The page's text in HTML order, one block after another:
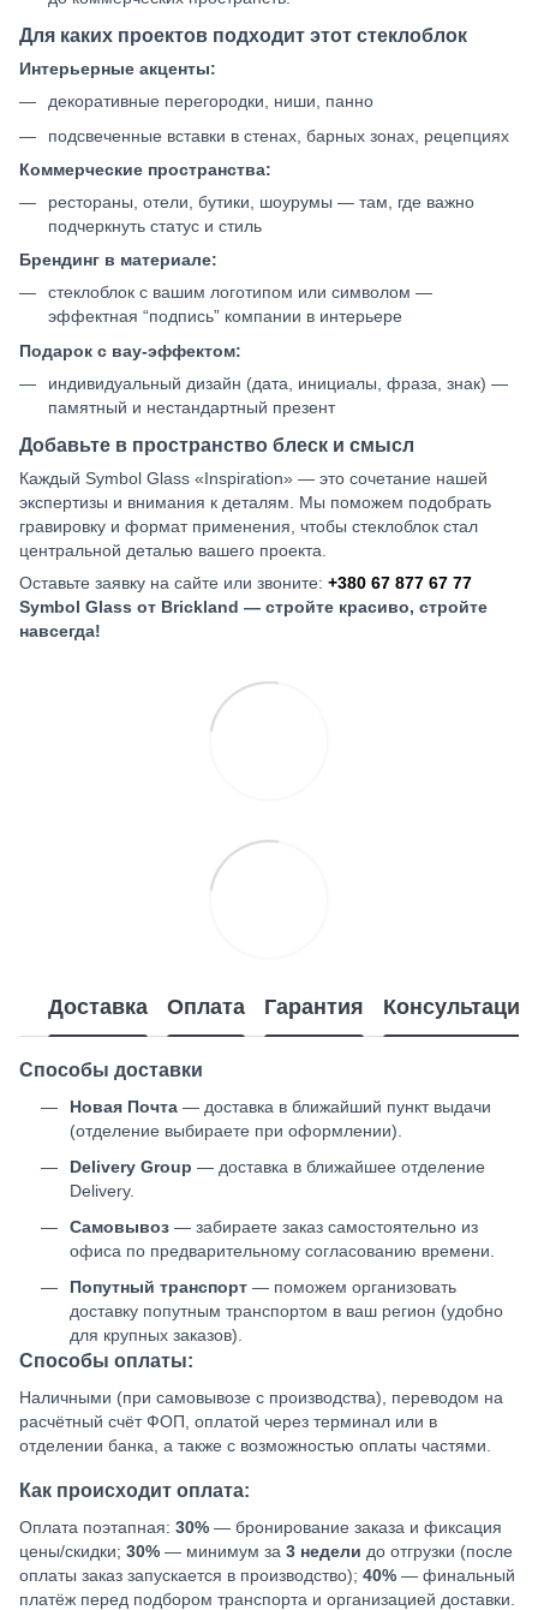
Для каких проектов подходит этот стеклоблок
Интерьерные акценты:
декоративные перегородки, ниши, панно
подсвеченные вставки в стенах, барных зонах, рецепциях
Коммерческие пространства:
рестораны, отели, бутики, шоурумы — там, где важно
подчеркнуть статус и стиль
Брендинг в материале:
стеклоблок с вашим логотипом или символом —
эффектная “подпись” компании в интерьере
Подарок с вау-эффектом:
индивидуальный дизайн (дата, инициалы, фраза, знак) —
памятный и нестандартный презент
Добавьте в пространство блеск и смысл
Каждый Symbol Glass «Inspiration» — это сочетание нашей
экспертизы и внимания к деталям. Мы поможем подобрать
гравировку и формат применения, чтобы стеклоблок стал
центральной деталью вашего проекта.
Оставьте заявку на сайте или звоните: +380 67 877 67 77
Symbol Glass от Brickland — стройте красиво, стройте
навсегда!
Доставка Оплата Гарантия Консультация
Способы доставки
Новая Почта — доставка в ближайший пункт выдачи
(отделение выбираете при оформлении).
Delivery Group — доставка в ближайшее отделение
Delivery.
Самовывоз — забираете заказ самостоятельно из
офиса по предварительному согласованию времени.
Попутный транспорт — поможем организовать
доставку попутным транспортом в ваш регион (удобно
для крупных заказов).
Способы оплаты:
Наличными (при самовывозе с производства), переводом на
расчётный счёт ФОП, оплатой через терминал или в
отделении банка, а также с возможностью оплаты частями.
Как происходит оплата:
Оплата поэтапная: 30% — бронирование заказа и фиксация
цены/скидки; 30% — минимум за 3 недели до отгрузки (после
оплаты заказ запускается в производство); 40% — финальный
платёж перед подбором транспорта и организацией доставки.